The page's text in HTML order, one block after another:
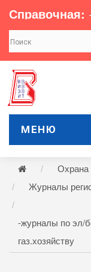
Справочная:
МЕНЮ
Охрана
Журналы
-журналы по эл/
газ.хозяйству